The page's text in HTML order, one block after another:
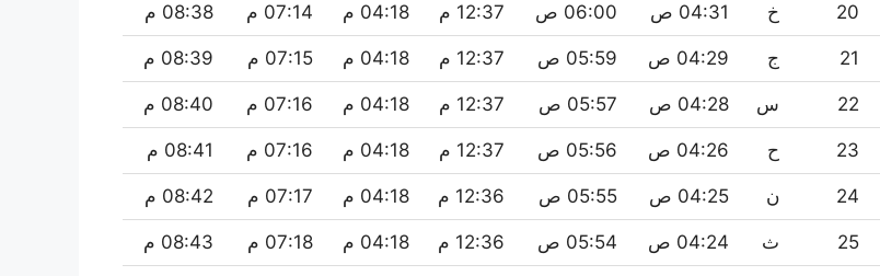
20 خ 04:31 ص 06:00 ص 12:37 م 04:18 م 07:14 م 08:38 م
21 ج 04:29 ص 05:59 ص 12:37 م 04:18 م 07:15 م 08:39 م
22 س 04:28 ص 05:57 ص 12:37 م 04:18 م 07:16 م 08:40 م
23 ح 04:26 ص 05:56 ص 12:37 م 04:18 م 07:16 م 08:41 م
24 ن 04:25 ص 05:55 ص 12:36 م 04:18 م 07:17 م 08:42 م
25 ث 04:24 ص 05:54 ص 12:36 م 04:18 م 07:18 م 08:43 م